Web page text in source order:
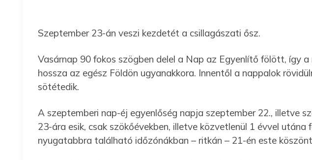
Szeptember 23-án veszi kezdetét a csillagászati ősz.
Vasárnap 90 fokos szögben delel a Nap az Egyenlítő fölött, így a
hossza az egész Földön ugyanakkora. Innentől a nappalok
sötétedik.
A szeptemberi nap-éj egyenlőség napja szeptember 22., illetve
23-ára esik, csak szökőévekben, illetve közvetlenül 1 évvel utána
nyugatabbra található időzónákban – ritkán – 21-én este